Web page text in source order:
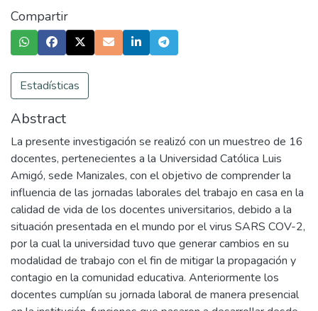
Compartir
Estadísticas
Abstract
La presente investigación se realizó con un muestreo de 16
docentes, pertenecientes a la Universidad Católica Luis
Amigó, sede Manizales, con el objetivo de comprender la
influencia de las jornadas laborales del trabajo en casa en la
calidad de vida de los docentes universitarios, debido a la
situación presentada en el mundo por el virus SARS COV-2,
por la cual la universidad tuvo que generar cambios en su
modalidad de trabajo con el fin de mitigar la propagación y
contagio en la comunidad educativa. Anteriormente los
docentes cumplían su jornada laboral de manera presencial